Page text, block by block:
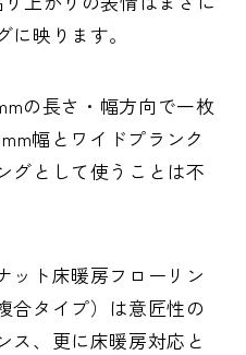
映ります。
の長さ・幅方向で一枚
幅とワイドプランク
グとして使うことは不
ット床暖房フローリン
合タイプ）は意匠性の
ス、更に床暖房対応と